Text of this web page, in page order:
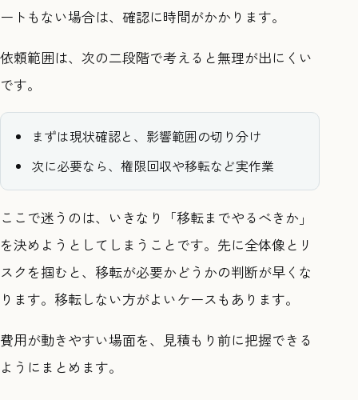
ートもない場合は、確認に時間がかかります。
依頼範囲は、次の二段階で考えると無理が出にくい
です。
まずは現状確認と、影響範囲の切り分け
次に必要なら、権限回収や移転など実作業
ここで迷うのは、いきなり「移転までやるべきか」
を決めようとしてしまうことです。先に全体像とリ
スクを掴むと、移転が必要かどうかの判断が早くな
ります。移転しない方がよいケースもあります。
費用が動きやすい場面を、見積もり前に把握できる
ようにまとめます。